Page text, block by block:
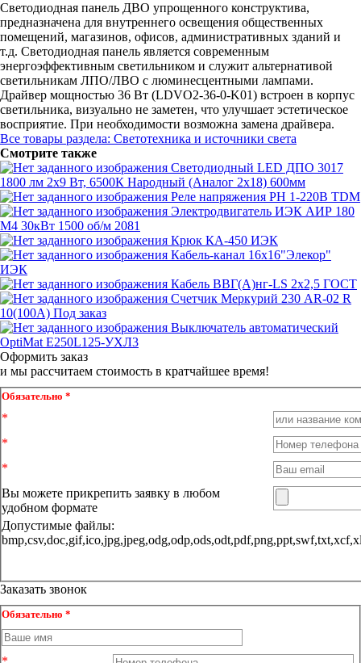
Светодиодная панель ДВО упрощенного конструктива,
предназначена для внутреннего освещения общественных
помещений, магазинов, офисов, административных зданий и
т.д. Светодиодная панель является современным
энергоэффективным светильником и служит альтернативой
светильникам ЛПО/ЛВО с люминесцентными лампами.
Драйвер мощностью 36 Вт (LDVO2-36-0-K01) встроен в корпус
светильника, визуально не заметен, что улучшает эстетическое
восприятие. При необходимости возможна замена драйвера.
Все товары раздела: Светотехника и источники света
Смотрите также
Светодиодный LED ДПО 3017
1800 лм 2х9 Вт, 6500К Народный (Аналог 2x18) 600мм
Реле напряжения РН 1-220В TDM
Электродвигатель ИЭК АИР 180
М4 30кВт 1500 об/м 2081
Крюк КА-450 ИЭК
Кабель-канал 16x16"Элекор"
ИЭК
Кабель ВВГ(А)нг-LS 2x2,5 ГОСТ
Счетчик Меркурий 230 AR-02 R
10(100А) Под заказ
Выключатель автоматический
OptiMat E250L125-УХЛ3
Оформить заказ
и мы рассчитаем стоимость в кратчайшее время!
Обязательно *
Вы можете прикрепить заявку в любом
удобном формате
Допустимые файлы:
Заказать звонок
Обязательно *